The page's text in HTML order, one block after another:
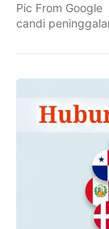
Pic From
candi